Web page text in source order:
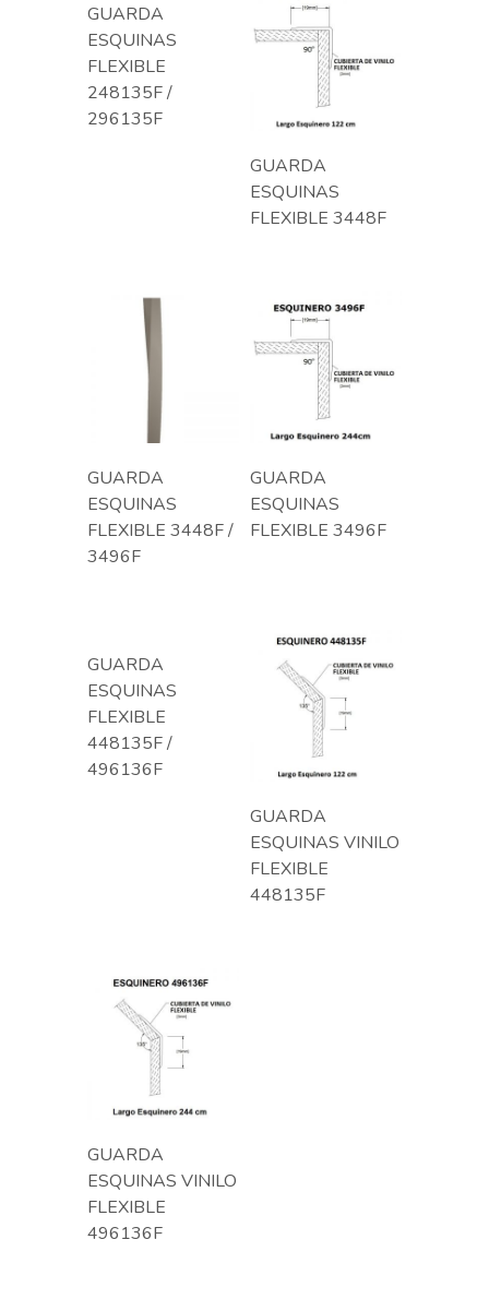
GUARDA
ESQUINAS
FLEXIBLE
248135F /
296135F
GUARDA
ESQUINAS
FLEXIBLE 3448F
GUARDA
ESQUINAS
FLEXIBLE 3448F /
3496F
GUARDA
ESQUINAS
FLEXIBLE 3496F
GUARDA
ESQUINAS
FLEXIBLE
448135F /
496136F
GUARDA
ESQUINAS VINILO
FLEXIBLE
448135F
GUARDA
ESQUINAS VINILO
FLEXIBLE
496136F